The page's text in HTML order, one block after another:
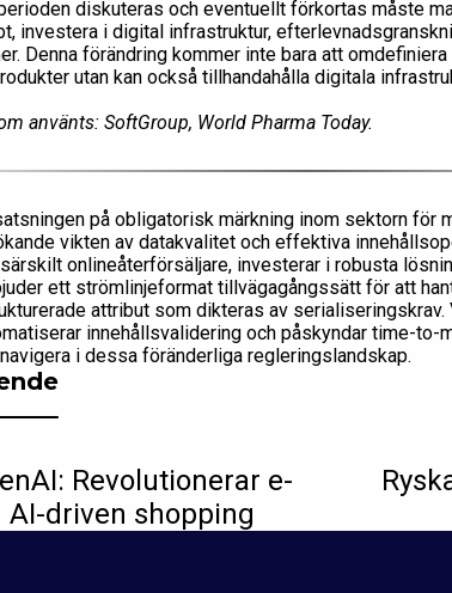
diskuteras och eventuellt förkortas måste
investera i digital infrastruktur,
Denna förändring kommer inte bara att
utan kan också tillhandahålla digitala
använts: SoftGroup, World Pharma Today.
på obligatorisk märkning inom sektorn för
vikten av datakvalitet och effektiva
onlineåterförsäljare, investerar i robusta
ett strömlinjeformat tillvägagångssätt för att
attribut som dikteras av
innehållsvalidering och påskyndar time-
i dessa föränderliga regleringslandskap.
Revolutionerar e-
AI-driven shopping